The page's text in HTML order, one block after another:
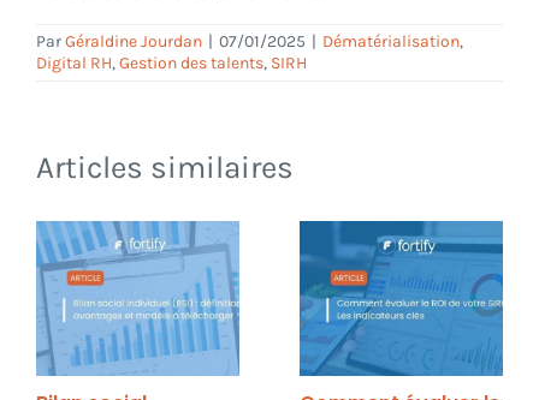
ParGéraldine Jourdan | 07/01/2025 | Dématérialisation,
Digital RH,Gestion des talents, SIRH
Articles similaires